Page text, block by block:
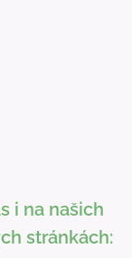
i na našich
stránkách: